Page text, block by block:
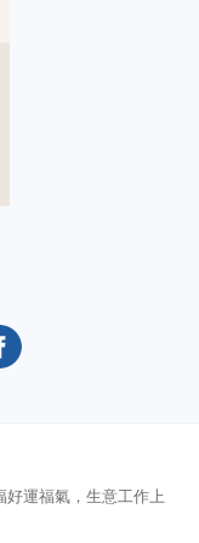
好運福氣，生意工作上